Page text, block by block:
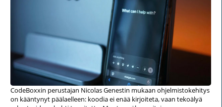
CodeBoxxin perustajan Nicolas Genestin mukaan ohjelmistokehitys
on kääntynyt päälaelleen: koodia ei enää kirjoiteta, vaan tekoälyä